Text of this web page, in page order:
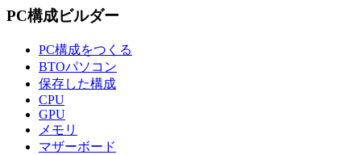
PC構成ビルダー
PC構成をつくる
BTOパソコン
保存した構成
CPU
GPU
メモリ
マザーボード